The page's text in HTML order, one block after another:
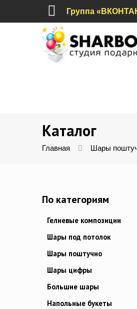
Группа
Каталог
Главная Шары
По категориям
Гелиевые композиции
Шары под потолок
Шары поштучно
Шары цифры
Большие шары
Напольные букеты